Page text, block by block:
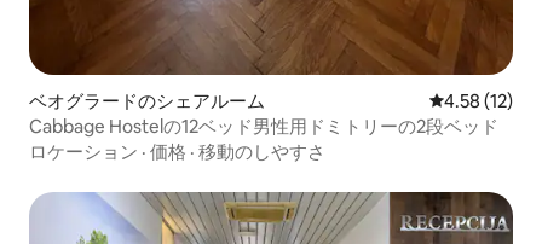
ベオグラードのシェアルーム レビュー12
4.58 (12)
Cabbage Hostelの12ベッド男性用ドミトリーの2段ベッド
ロケーション · 価格 · 移動のしやすさ